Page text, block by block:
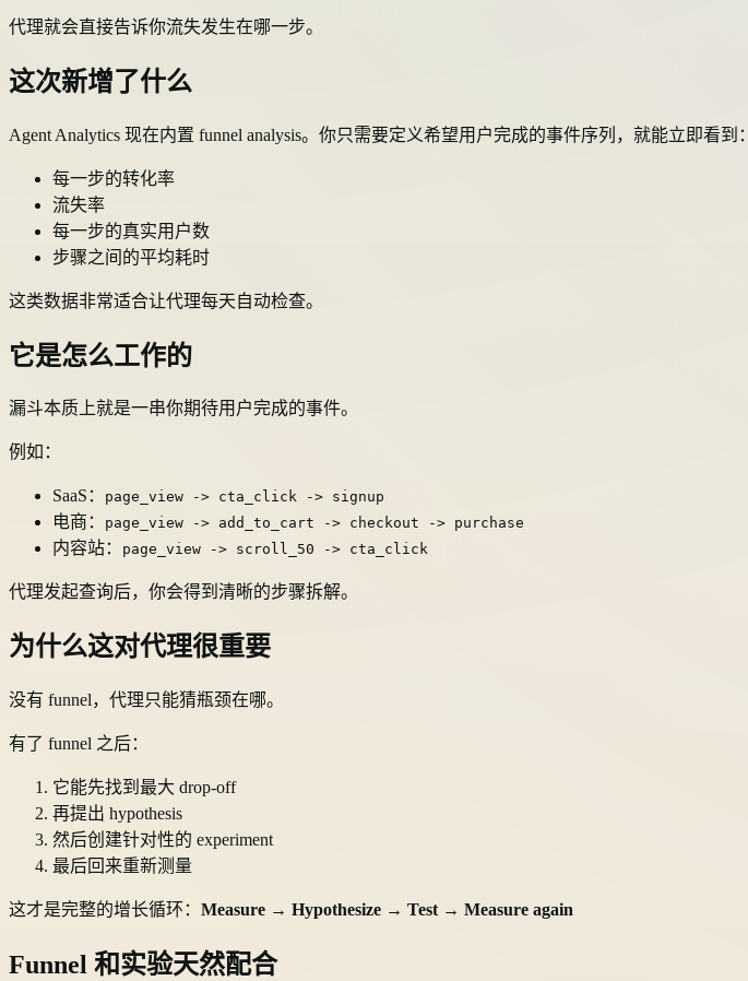
代理就会直接告诉你流失发生在哪一步。
这次新增了什么
Agent Analytics 现在内置 funnel analysis。你只需要定义希望用户完成的事件序列，就能立即看到：
每一步的转化率
流失率
每一步的真实用户数
步骤之间的平均耗时
这类数据非常适合让代理每天自动检查。
它是怎么工作的
漏斗本质上就是一串你期待用户完成的事件。
例如：
SaaS： page_view -> cta_click -> signup
电商： page_view -> add_to_cart -> checkout -> purchase
内容站： page_view -> scroll_50 -> cta_click
代理发起查询后，你会得到清晰的步骤拆解。
为什么这对代理很重要
没有 funnel，代理只能猜瓶颈在哪。
有了 funnel 之后：
它能先找到最大 drop-off
再提出 hypothesis
然后创建针对性的 experiment
最后回来重新测量
这才是完整的增长循环： Measure → Hypothesize → Test → Measure again
Funnel 和实验天然配合